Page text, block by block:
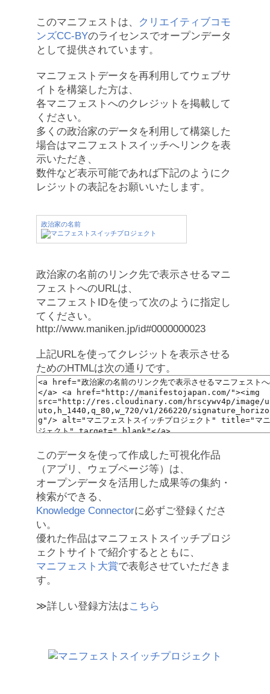
このマニフェストは、
クリエイティブコモ
ンズCC-BYのライセンスでオープンデータ
として提供されています。
マニフェストデータを再利用してウェブサ
イトを構築した方は、
各マニフェストへのクレジットを掲載して
ください。
多くの政治家のデータを利用して構築した
場合はマニフェストスイッチへリンクを表
示いただき、
数件など表示可能であれば下記のようにク
レジットの表記をお願いいたします。
政治家の名前
政治家の名前のリンク先で表示させるマニ
フェストへのURLは、
マニフェストIDを使って次のように指定し
てください。
http://www.maniken.jp/id#0000000023
上記URLを使ってクレジットを表示させる
ためのHTMLは次の通りです。
このデータを使って作成した可視化作品
（アプリ、ウェブページ等）は、
オープンデータを活用した成果等の集約・
検索ができる、
Knowledge Connectorに必ずご登録くださ
い。
優れた作品はマニフェストスイッチプロジ
ェクトサイトで紹介するとともに、
マニフェスト大賞で表彰させていただきま
す。
≫詳しい登録方法はこちら